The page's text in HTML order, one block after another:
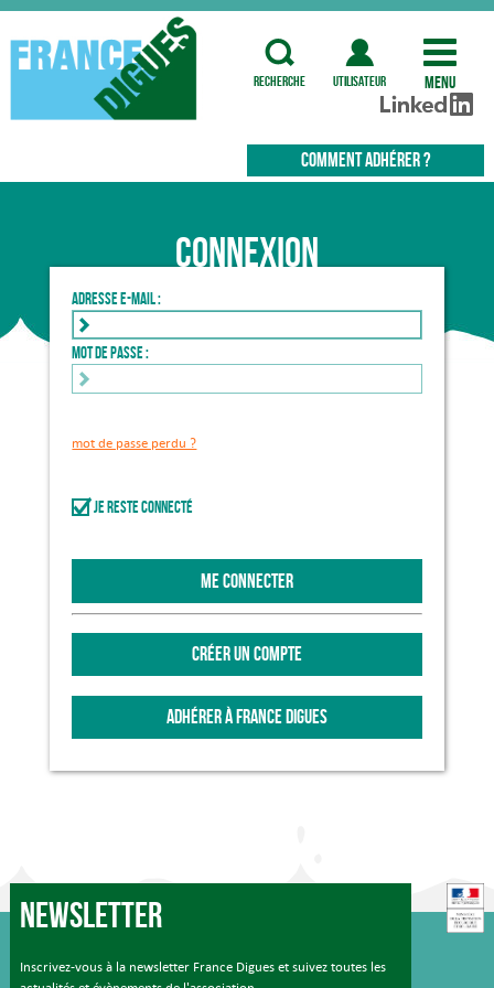
recherche utilisateur Menu
COMMENT ADHÉRER ?
Connexion
Adresse e-mail :
Mot de passe :
mot de passe perdu ?
Je reste connecté
ME CONNECTER
CRÉER UN COMPTE
ADHÉRER À FRANCE DIGUES
Newsletter
Inscrivez-vous à la newsletter France Digues et suivez toutes les